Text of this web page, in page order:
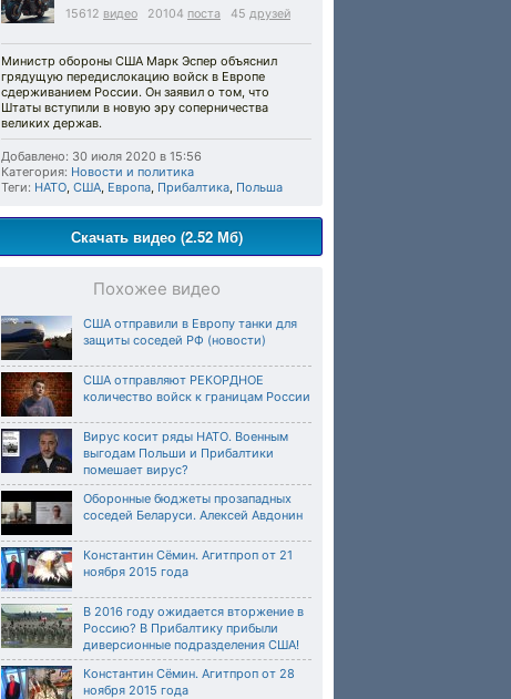
15612 видео 20104 поста 45 друзей
Министр обороны США Марк Эспер объяснил
грядущую передислокацию войск в Европе
сдерживанием России. Он заявил о том, что
Штаты вступили в новую эру соперничества
великих держав.
Добавлено: 30 июля 2020 в 15:56
Категория: Новости и политика
Теги: НАТО, США, Европа, Прибалтика, Польша
Скачать видео (2.52 Мб)
Похожее видео
США отправили в Европу танки для
защиты соседей РФ (новости)
США отправляют РЕКОРДНОЕ
количество войск к границам России
Вирус косит ряды НАТО. Военным
выгодам Польши и Прибалтики
помешает вирус?
Оборонные бюджеты прозападных
соседей Беларуси. Алексей Авдонин
Константин Сёмин. Агитпроп от 21
ноября 2015 года
В 2016 году ожидается вторжение в
Россию? В Прибалтику прибыли
диверсионные подразделения США!
Константин Сёмин. Агитпроп от 28
ноября 2015 года